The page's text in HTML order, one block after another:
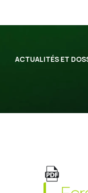
ACTUALITÉS ET